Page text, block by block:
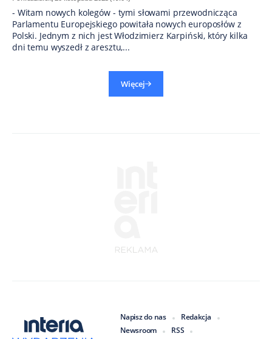
- Witam nowych kolegów - tymi słowami przewodnicząca
Parlamentu Europejskiego powitała nowych europosłów z
Polski. Jednym z nich jest Włodzimierz Karpiński, który kilka
dni temu wyszedł z aresztu,...
Więcej
Napisz do nas
Redakcja
Newsroom
RSS